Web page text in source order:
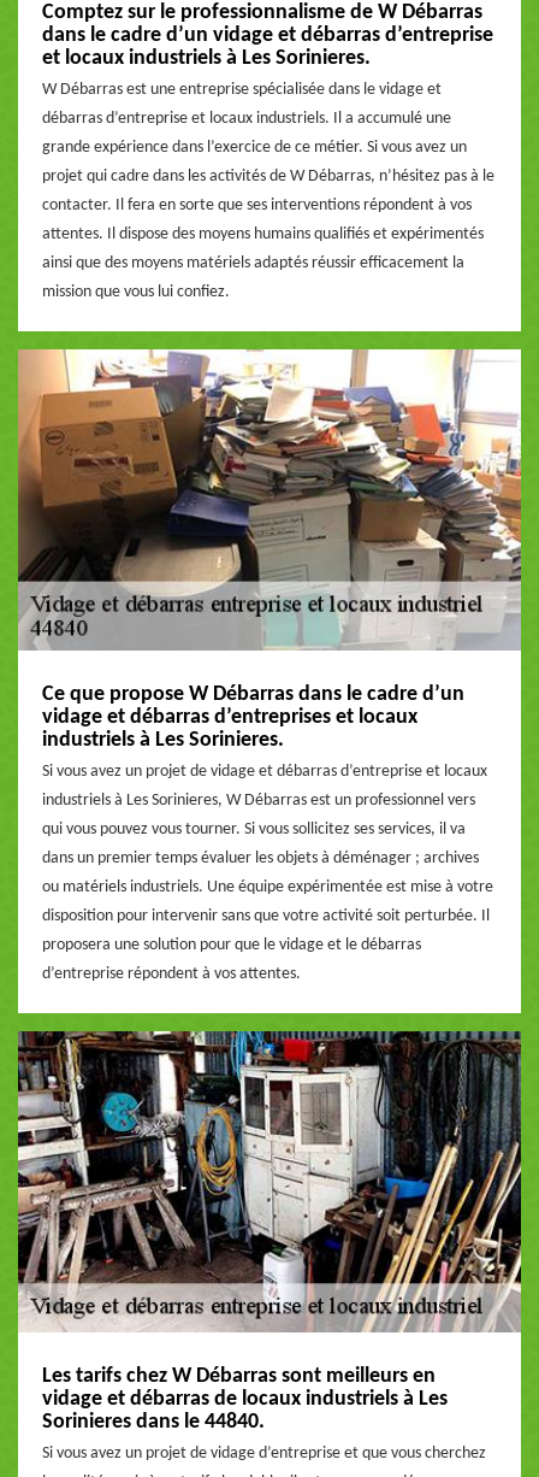
Comptez sur le professionnalisme de W Débarras
dans le cadre d’un vidage et débarras d’entreprise
et locaux industriels à Les Sorinieres.
W Débarras est une entreprise spécialisée dans le vidage et
débarras d’entreprise et locaux industriels. Il a accumulé une
grande expérience dans l’exercice de ce métier. Si vous avez un
projet qui cadre dans les activités de W Débarras, n’hésitez pas à le
contacter. Il fera en sorte que ses interventions répondent à vos
attentes. Il dispose des moyens humains qualifiés et expérimentés
ainsi que des moyens matériels adaptés réussir efficacement la
mission que vous lui confiez.
Ce que propose W Débarras dans le cadre d’un
vidage et débarras d’entreprises et locaux
industriels à Les Sorinieres.
Si vous avez un projet de vidage et débarras d’entreprise et locaux
industriels à Les Sorinieres, W Débarras est un professionnel vers
qui vous pouvez vous tourner. Si vous sollicitez ses services, il va
dans un premier temps évaluer les objets à déménager ; archives
ou matériels industriels. Une équipe expérimentée est mise à votre
disposition pour intervenir sans que votre activité soit perturbée. Il
proposera une solution pour que le vidage et le débarras
d’entreprise répondent à vos attentes.
Les tarifs chez W Débarras sont meilleurs en
vidage et débarras de locaux industriels à Les
Sorinieres dans le 44840.
Si vous avez un projet de vidage d’entreprise et que vous cherchez